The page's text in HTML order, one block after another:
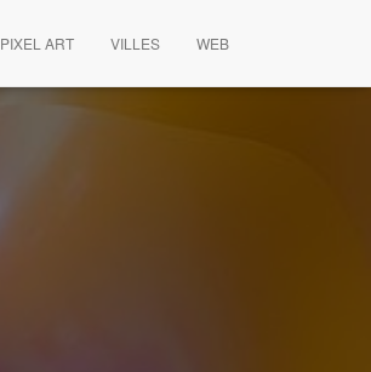
PIXEL ART VILLES WEB